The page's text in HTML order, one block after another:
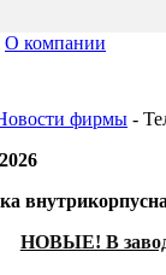
О компании
фирмы -
НОВЫЕ! В